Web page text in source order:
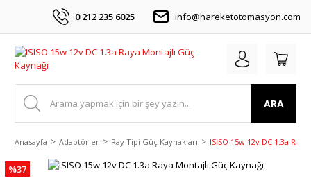
0 212 235 6025 info@hareketotomasyon.com
ARA
Anasayfa Adaptörler Ray Tipi Güç Kaynakları ISISO 15w 12v DC 1.3a
%37